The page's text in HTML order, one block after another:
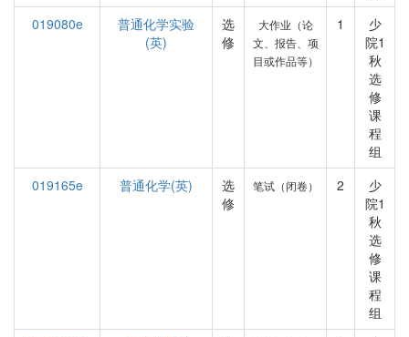
019080e
普通化学实验
(英)
选
修
大作业（论
文、报告、项
目或作品等）
1
少
院1
秋
选
修
课
程
组
019165e
普通化学(英)
选
修
笔试（闭卷） 2
少
院1
秋
选
修
课
程
组